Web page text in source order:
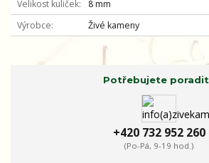
Velikost kuliček
8 mm
Výrobce
Živé kameny
Potřebujete
+420 732 952 260
(Po-Pá, 9-19 hod.)